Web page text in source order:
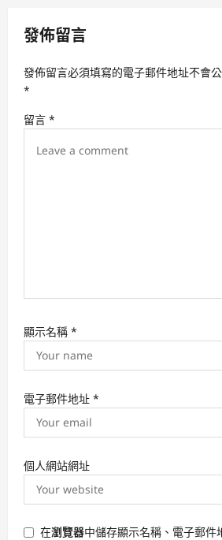
v
g
t
發佈留言
發佈留言必須填寫的電子郵件地址不會公
*
留言 *
顯示名稱 *
電子郵件地址 *
個人網站網址
在瀏覽器中儲存顯示名稱、電子郵件